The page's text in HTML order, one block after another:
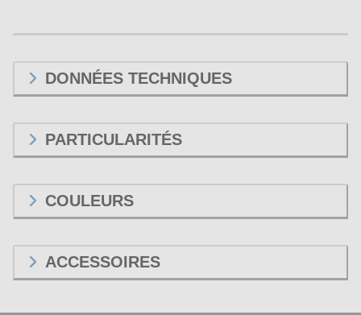
DONNÉES TECHNIQUES
PARTICULARITÉS
COULEURS
ACCESSOIRES